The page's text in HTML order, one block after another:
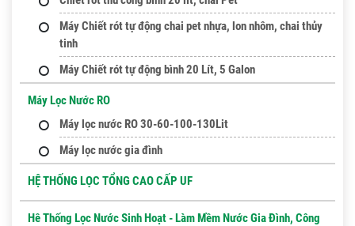
Máy Chiết rót tự động chai pet nhựa, lon nhôm, chai thủy
tinh
Máy Chiết rót tự động bình 20 Lít, 5 Galon
Máy Lọc Nước RO
Máy lọc nước RO 30-60-100-130Lit
Máy lọc nước gia đình
HỆ THỐNG LỌC TỔNG CAO CẤP UF
Hê Thống Lọc Nước Sinh Hoạt - Làm Mềm Nước Gia Đình, Công